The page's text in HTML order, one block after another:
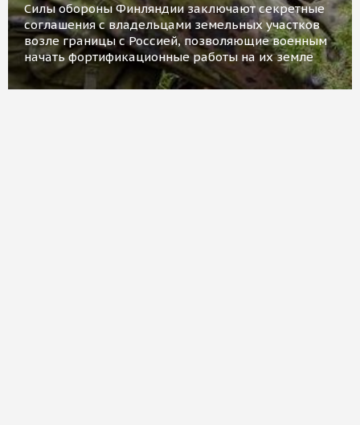
Силы обороны Финляндии заключают секретные
соглашения с владельцами земельных участков
возле границы с Россией, позволяющие военным
начать фортификационные работы на их земле